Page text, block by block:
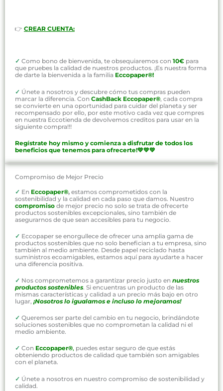
👉 CREAR CUENTA:
✓ Como bono de bienvenida, te obsequiaremos con 10€ para
que pruebes la calidad de nuestros productos. ¡Es nuestra forma
de darte la bienvenida a la familia Eccopaper®!
✓ Únete a nosotros y descubre cómo tus compras pueden
marcar la diferencia. Con CashBack Eccopaper®, cada compra
se convierte en una oportunidad para cuidar del planeta y ser
recompensado por ello, por este motivo cada vez que compres
en nuestra Eccotienda de devolvemos creditos para usar en la
siguiente compra!!!
Regístrate hoy mismo y comienza a disfrutar de todos los
beneficios que tenemos para ofrecerte!💚💚💚
Compromiso de Mejor Precio
✓ En Eccopaper®, estamos comprometidos con la
sostenibilidad y la calidad en cada paso que damos. Nuestro
compromiso de mejor precio no solo se trata de ofrecerte
productos sostenibles excepcionales, sino también de
asegurarnos de que sean accesibles para tu negocio.
✓ Eccopaper se enorgullece de ofrecer una amplia gama de
productos sostenibles que no solo benefician a tu empresa, sino
también al medio ambiente. Desde papel reciclado hasta
suministros ecoamigables, estamos aquí para ayudarte a hacer
una diferencia positiva.
✓ Nos comprometemos a garantizar precio justo en nuestros
productos sostenibles. Si encuentras un producto de las
mismas características y calidad a un precio más bajo en otro
lugar, ¡Nosotros lo igualamos e incluso lo mejoramos!
✓ Queremos ser parte del cambio en tu negocio, brindándote
soluciones sostenibles que no comprometan la calidad ni el
medio ambiente.
✓ Con Eccopaper®, puedes estar seguro de que estás
obteniendo productos de calidad que también son amigables
con el planeta.
✓ Únete a nosotros en nuestro compromiso de sostenibilidad y
calidad.